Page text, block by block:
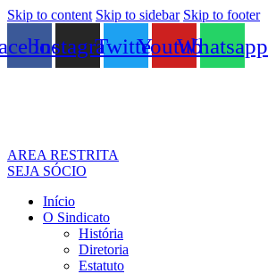
Skip to content Skip to sidebar Skip to footer
InstagramTwitterYoutubeWhatsapp
AREA RESTRITA
SEJA SÓCIO
Início
O Sindicato
História
Diretoria
Estatuto